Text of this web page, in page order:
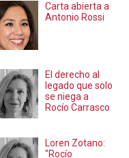
Carta abierta a
Antonio Rossi
El derecho al
legado que solo
se niega a
Rocío Carrasco
Loren Zotano:
"Rocío